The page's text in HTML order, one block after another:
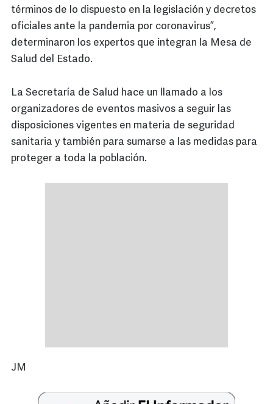
términos de lo dispuesto en la legislación y decretos
oficiales ante la pandemia por coronavirus”,
determinaron los expertos que integran la Mesa de
Salud del Estado.
La Secretaría de Salud hace un llamado a los
organizadores de eventos masivos a seguir las
disposiciones vigentes en materia de seguridad
sanitaria y también para sumarse a las medidas para
proteger a toda la población.
JM